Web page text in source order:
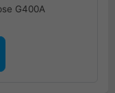
G400A